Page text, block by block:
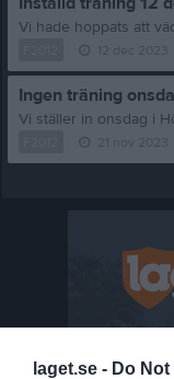
laget.se - Do
Ingen träning